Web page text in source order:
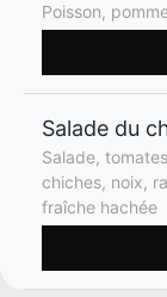
Poisson,
Salade du
Salade,
chiches, noix,
fraîche hachée